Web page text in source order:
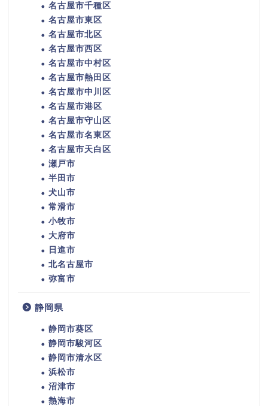
名古屋市千種区
名古屋市東区
名古屋市北区
名古屋市西区
名古屋市中村区
名古屋市熱田区
名古屋市中川区
名古屋市港区
名古屋市守山区
名古屋市名東区
名古屋市天白区
瀬戸市
半田市
犬山市
常滑市
小牧市
大府市
日進市
北名古屋市
弥富市
静岡県
静岡市葵区
静岡市駿河区
静岡市清水区
浜松市
沼津市
熱海市